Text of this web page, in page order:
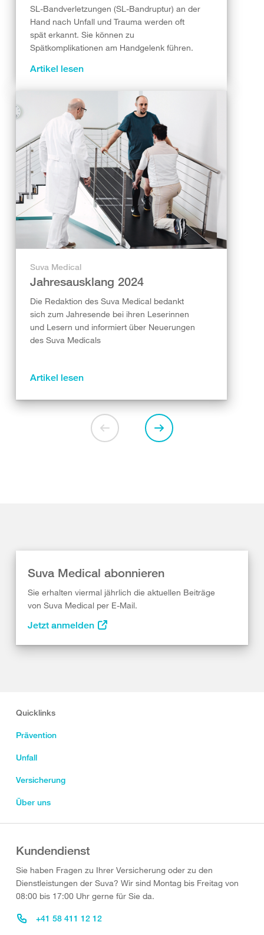
SL-Bandverletzungen (SL-Bandruptur) an der
Hand nach Unfall und Trauma werden oft
spät erkannt. Sie können zu
Spätkomplikationen am Handgelenk führen.
Artikel lesen
Suva Medical
Jahresausklang 2024
Die Redaktion des Suva Medical bedankt
sich zum Jahresende bei ihren Leserinnen
und Lesern und informiert über Neuerungen
des Suva Medicals
Artikel lesen
Suva Medical abonnieren
Sie erhalten viermal jährlich die aktuellen Beiträge
von Suva Medical per E-Mail.
Jetzt anmelden
Quicklinks
Prävention
Unfall
Versicherung
Über uns
Kundendienst
Sie haben Fragen zu Ihrer Versicherung oder zu den
Dienstleistungen der Suva? Wir sind Montag bis Freitag von
08:00 bis 17:00 Uhr gerne für Sie da.
+41 58 411 12 12